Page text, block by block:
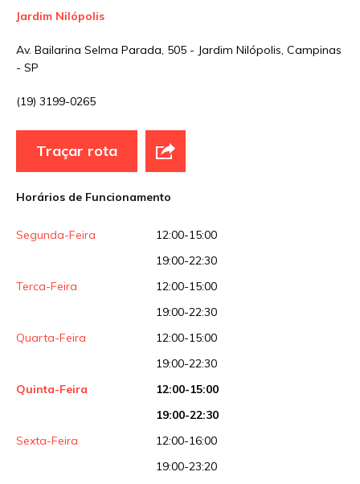
Jardim Nilópolis
Av. Bailarina Selma Parada, 505 - Jardim Nilópolis, Campinas
- SP
(19) 3199-0265
Traçar rota
Horários de Funcionamento
Segunda-Feira
12:00-15:00
19:00-22:30
Terca-Feira
12:00-15:00
19:00-22:30
Quarta-Feira
12:00-15:00
19:00-22:30
Quinta-Feira
12:00-15:00
19:00-22:30
Sexta-Feira
12:00-16:00
19:00-23:20